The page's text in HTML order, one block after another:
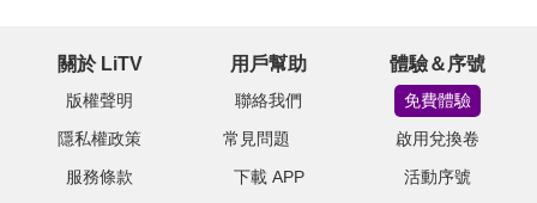
關於 LiTV
版權聲明
隱私權政策
服務條款
用戶幫助
聯絡我們
常見問題
下載 APP
體驗＆序號
免費體驗
啟用兌換卷
活動序號